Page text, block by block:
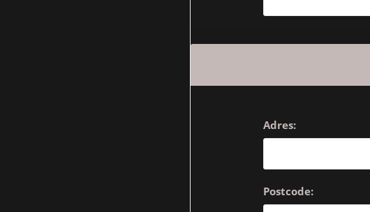
Adres:
Postcode: